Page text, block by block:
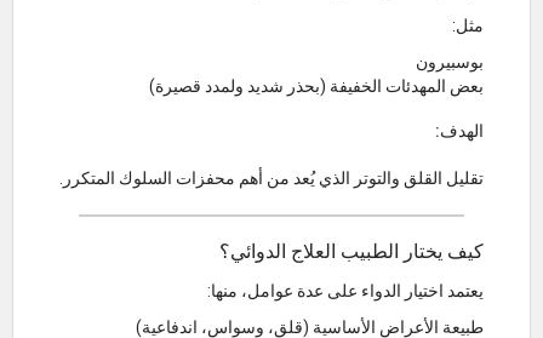
مثل:
بوسبيرون
بعض المهدئات الخفيفة (بحذر شديد ولمدد قصيرة)
الهدف:
تقليل القلق والتوتر الذي يُعد من أهم محفزات السلوك المتكرر.
كيف يختار الطبيب العلاج الدوائي؟
يعتمد اختيار الدواء على عدة عوامل، منها:
طبيعة الأعراض الأساسية (قلق، وسواس، اندفاعية)